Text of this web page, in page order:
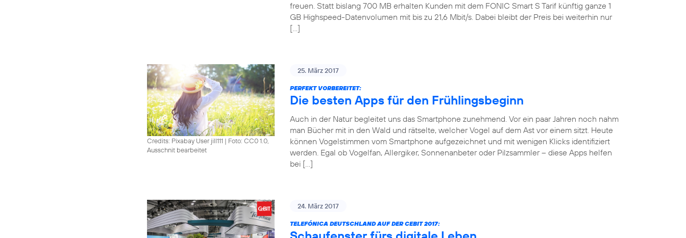
freuen. Statt bislang 700 MB erhalten Kunden mit dem FONIC Smart S Tarif künftig ganze 1
GB Highspeed-Datenvolumen mit bis zu 21,6 Mbit/s. Dabei bleibt der Preis bei weiterhin nur
[…]
Credits: Pixabay User jill111 | Foto: CC0 1.0,
Ausschnit bearbeitet
25. März 2017
PERFEKT VORBEREITET:
Die besten Apps für den Frühlingsbeginn
Auch in der Natur begleitet uns das Smartphone zunehmend. Vor ein paar Jahren noch nahm
man Bücher mit in den Wald und rätselte, welcher Vogel auf dem Ast vor einem sitzt. Heute
können Vogelstimmen vom Smartphone aufgezeichnet und mit wenigen Klicks identifiziert
werden. Egal ob Vogelfan, Allergiker, Sonnenanbeter oder Pilzsammler – diese Apps helfen
bei […]
24. März 2017
TELEFÓNICA DEUTSCHLAND AUF DER CEBIT 2017: